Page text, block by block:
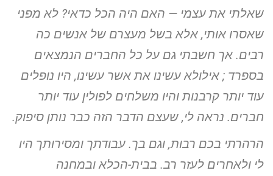
שאלתי את עצמי — האם היה הכל כדאי? לא מפני
שאסרו אותי, אלא בשל מעצרם של אנשים כה
רבים. אך חשבתי גם על כל החברים הנמצאים
בספרד ; אילולא עשינו את אשר עשינו, היו נופלים
עוד יותר קרבנות והיו משלחים לפולין עוד יותר
חברים. נראה לי, שעצם הדבר הזה כבר נותן סיפוק.
הרהרתי בכם רבות, וגם בך. עבודתך ומסירותך היו
לי ולאחרים לעזר רב. בבית-הכלא ובמחנה